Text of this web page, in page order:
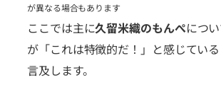
が異なる場合もあります
ここでは主に久留米織のもんぺにつ
が「これは特徴的だ！」と感じてい
言及します。